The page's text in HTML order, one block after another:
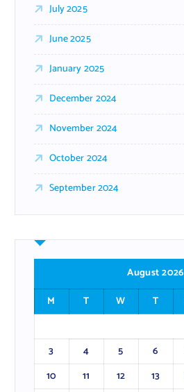
July 2025
June 2025
January 2025
December 2024
November 2024
October 2024
September 2024
August 2026
M
T W T
3
4 5 6
10
11 12 13